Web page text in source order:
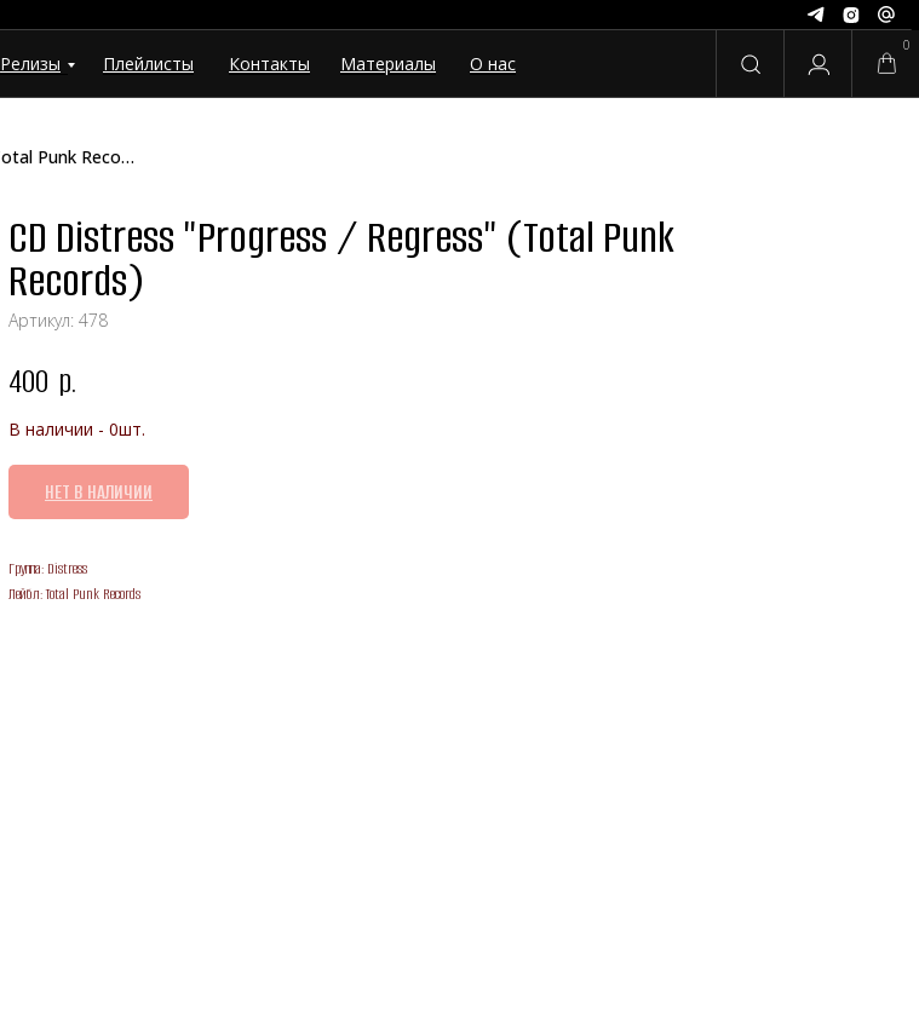
0
Релизы Плейлисты Контакты Материалы О нас
CD Distress "Progress / Regress" (Total Punk Records)
CD Distress "Progress / Regress" (Total Punk
Records)
Артикул: 478
400 р.
В наличии - 0шт.
НЕТ В НАЛИЧИИ
Группа: Distress
Лейбл: Total Punk Records